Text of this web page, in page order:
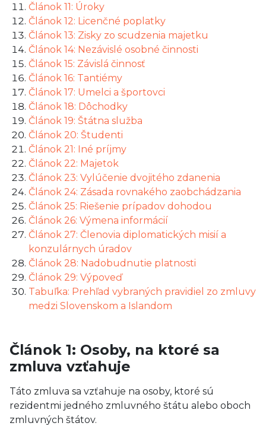
Článok 11: Úroky
Článok 12: Licenčné poplatky
Článok 13: Zisky zo scudzenia majetku
Článok 14: Nezávislé osobné činnosti
Článok 15: Závislá činnosť
Článok 16: Tantiémy
Článok 17: Umelci a športovci
Článok 18: Dôchodky
Článok 19: Štátna služba
Článok 20: Študenti
Článok 21: Iné príjmy
Článok 22: Majetok
Článok 23: Vylúčenie dvojitého zdanenia
Článok 24: Zásada rovnakého zaobchádzania
Článok 25: Riešenie prípadov dohodou
Článok 26: Výmena informácií
Článok 27: Členovia diplomatických misií a
konzulárnych úradov
Článok 28: Nadobudnutie platnosti
Článok 29: Výpoveď
Tabuľka: Prehľad vybraných pravidiel zo zmluvy
medzi Slovenskom a Islandom
Článok 1: Osoby, na ktoré sa
zmluva vzťahuje
Táto zmluva sa vzťahuje na osoby, ktoré sú
rezidentmi jedného zmluvného štátu alebo oboch
zmluvných štátov.